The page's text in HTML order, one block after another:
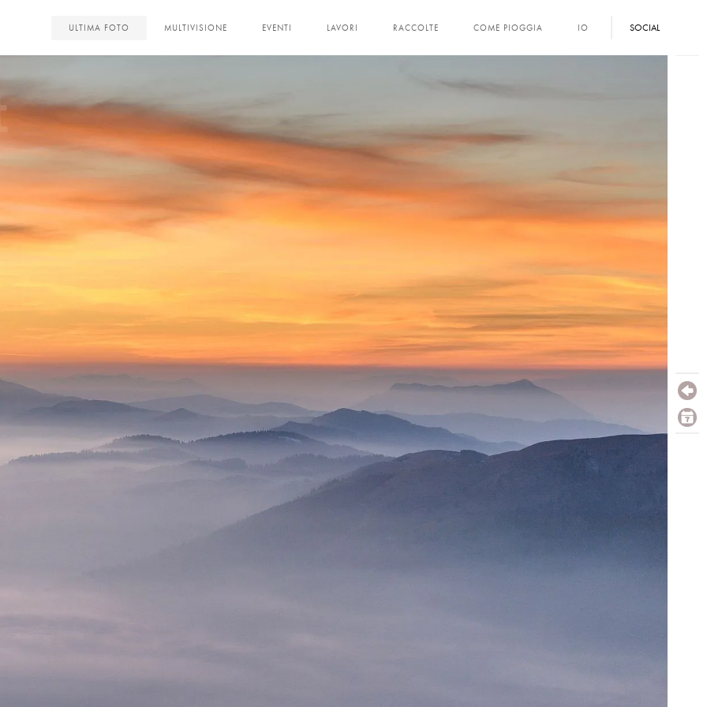
SOCIAL
ULTIMA FOTO MULTIVISIONE EVENTI LAVORI RACCOLTE COME PIOGGIA IO